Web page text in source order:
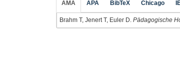
AMA APA BibTeX Chicago
Brahm T, Jenert T, Euler D. Pädagogische